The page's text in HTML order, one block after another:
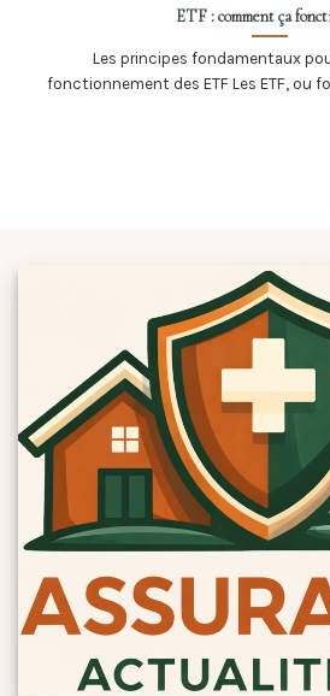
ETF : comment ça
Les principes fondamentaux
fonctionnement des ETF Les ETF, ou